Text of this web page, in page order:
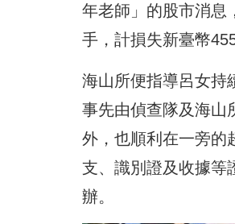
年老師」的股市消息
手，計損失新臺幣
海山所便指導呂女持
事先由偵查隊及海山
外，也順利在一旁的
支、識別證及收據等
辦。